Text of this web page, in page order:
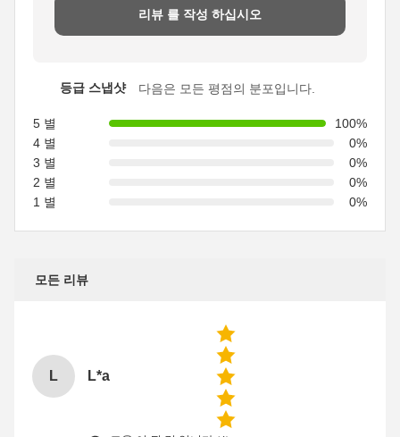
리뷰 를 작성 하십시오
등급 스냅샷 다음은 모든 평점의 분포입니다.
5 별
100%
4 별
0%
3 별
0%
2 별
0%
1 별
0%
모든 리뷰
L L*a